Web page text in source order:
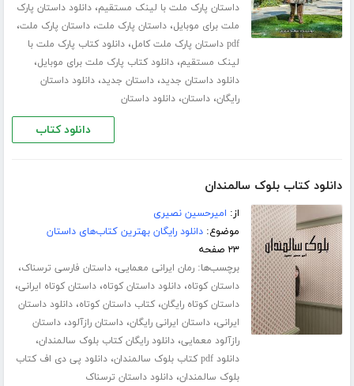
داستان پارک ملت با لینک مستقیم،دانلود داستان پارک
ملت برای موبایل،داستان پارک ملت،داستان پارک ملت،
pdf داستان پارک ملت کامل ،دانلود کتاب پارک ملت با
لینک مستقیم،دانلود کتاب پارک ملت برای موبایل،
دانلود داستان جدید،داستان جدید،دانلود داستان
رایگان،داستان،دانلود داستان
دانلود کتاب
دانلود کتاب بلوک سالمندان
از: امیرحسین نصیری
موضوع:دانلود رایگان بهترین کتاب‌های داستان
۲۳ صفحه
برچسب‌ها:رمان ایرانی معمایی،داستان فارسی ترسناک،
داستان کوتاه،دانلود داستان کوتاه،داستان کوتاه ایرانی،
داستان کوتاه رایگان،کتاب داستان کوتاه،دانلود داستان
ایرانی،داستان ایرانی رایگان،داستان رازآلود،داستان
رازآلود معمایی،دانلود رایگان کتاب بلوک سالمندان،
دانلود pdf کتاب بلوک سالمندان ،دانلود پی دی اف کتاب
بلوک سالمندان،دانلود داستان ترسناک